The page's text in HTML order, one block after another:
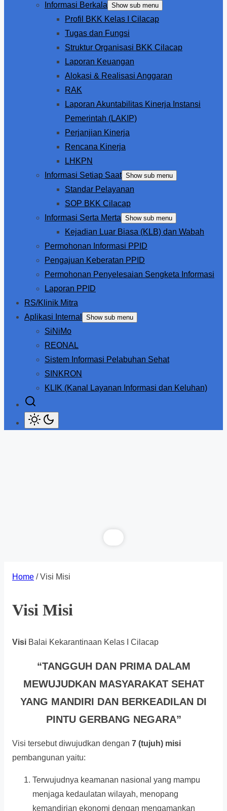
Informasi Berkala Show sub menu
Profil BKK Kelas I Cilacap
Tugas dan Fungsi
Struktur Organisasi BKK Cilacap
Laporan Keuangan
Alokasi & Realisasi Anggaran
RAK
Laporan Akuntabilitas Kinerja Instansi
Pemerintah (LAKIP)
Perjanjian Kinerja
Rencana Kinerja
LHKPN
Informasi Setiap Saat Show sub menu
Standar Pelayanan
SOP BKK Cilacap
Informasi Serta Merta Show sub menu
Kejadian Luar Biasa (KLB) dan Wabah
Permohonan Informasi PPID
Pengajuan Keberatan PPID
Permohonan Penyelesaian Sengketa Informasi
Laporan PPID
RS/Klinik Mitra
Aplikasi Internal
Show sub menu
SiNiMo
REONAL
Sistem Informasi Pelabuhan Sehat
SINKRON
KLIK (Kanal Layanan Informasi dan Keluhan)
Home / Visi Misi
Visi Misi
Visi Balai Kekarantinaan Kelas I Cilacap
“TANGGUH DAN PRIMA DALAM
MEWUJUDKAN MASYARAKAT SEHAT
YANG MANDIRI DAN BERKEADILAN DI
PINTU GERBANG NEGARA”
Visi tersebut diwujudkan dengan 7 (tujuh) misi
pembangunan yaitu:
Terwujudnya keamanan nasional yang mampu
menjaga kedaulatan wilayah, menopang
kemandirian ekonomi dengan mengamankan